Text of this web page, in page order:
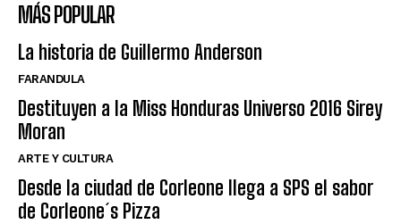
MÁS POPULAR
La historia de Guillermo Anderson
FARANDULA
Destituyen a la Miss Honduras Universo 2016 Sirey
Moran
ARTE Y CULTURA
Desde la ciudad de Corleone llega a SPS el sabor
de Corleone´s Pizza